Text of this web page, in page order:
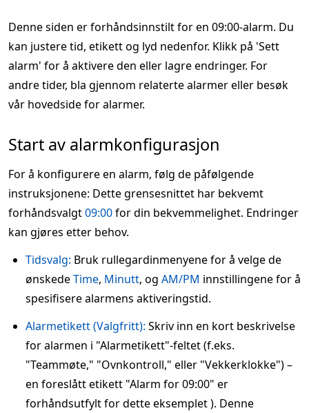
Denne siden er forhåndsinnstilt for en 09:00-alarm. Du
kan justere tid, etikett og lyd nedenfor. Klikk på 'Sett
alarm' for å aktivere den eller lagre endringer. For
andre tider, bla gjennom relaterte alarmer eller besøk
vår hovedside for alarmer.
Start av alarmkonfigurasjon
For å konfigurere en alarm, følg de påfølgende
instruksjonene: Dette grensesnittet har bekvemt
forhåndsvalgt09:00for din bekvemmelighet. Endringer
kan gjøres etter behov.
Tidsvalg: Bruk rullegardinmenyene for å velge de
ønskedeTime, Minutt, og AM/PM innstillingene for å
spesifisere alarmens aktiveringstid.
Alarmetikett (Valgfritt): Skriv inn en kort beskrivelse
for alarmen i "Alarmetikett"-feltet (f.eks.
"Teammøte," "Ovnkontroll," eller "Vekkerklokke") –
en foreslått etikett "Alarm for 09:00" er
forhåndsutfylt for dette eksemplet ). Denne